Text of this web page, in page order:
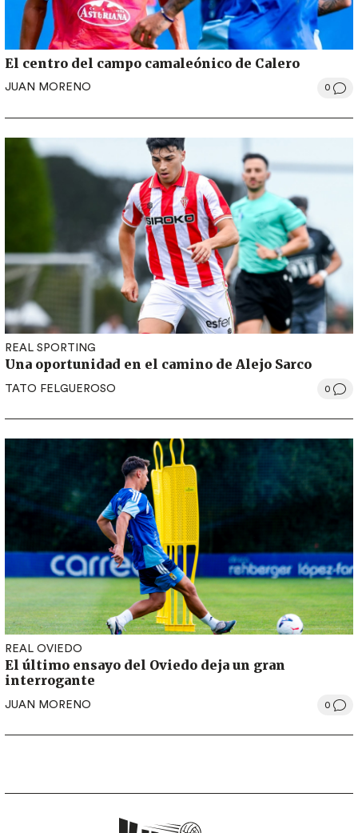
El centro del campo camaleónico de Calero
JUAN MORENO 0
REAL SPORTING
Una oportunidad en el camino de Alejo Sarco
TATO FELGUEROSO 0
REAL OVIEDO
El último ensayo del Oviedo deja un gran
interrogante
JUAN MORENO 0